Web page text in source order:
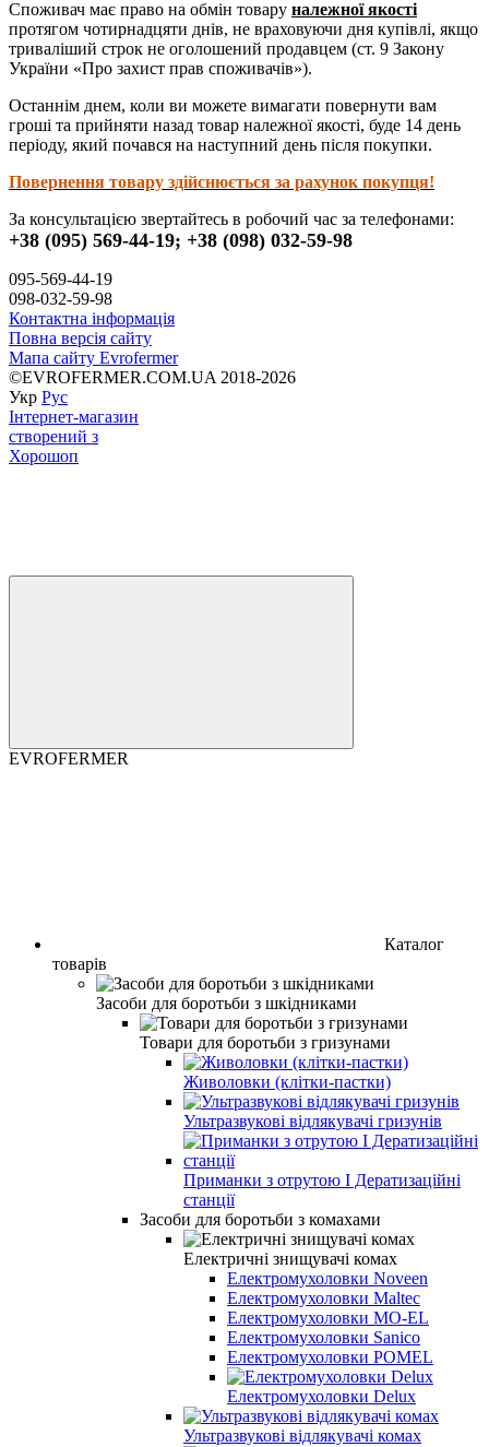
Споживач має право на обмін товару належної якості
протягом чотирнадцяти днів, не враховуючи дня купівлі, якщо
триваліший строк не оголошений продавцем (ст. 9 Закону
України «Про захист прав споживачів»).
Останнім днем, коли ви можете вимагати повернути вам
гроші та прийняти назад товар належної якості, буде 14 день
періоду, який почався на наступний день після покупки.
Повернення товару здійснюється за рахунок покупця!
За консультацією звертайтесь в робочий час за телефонами:
+38 (095) 569-44-19; +38 (098) 032-59-98
095-569-44-19
098-032-59-98
Контактна інформація
Повна версія сайту
Мапа сайту Evrofermer
©EVROFERMER.COM.UA 2018-2026
Укр Рус
Інтернет-магазин
створений з
Хорошоп
EVROFERMER
Каталог
товарів
Засоби для боротьби з шкідниками
Товари для боротьби з гризунами
Живоловки (клітки-пастки)
Ультразвукові відлякувачі гризунів
Приманки з отрутою І Дератизаційні
станції
Засоби для боротьби з комахами
Електричні знищувачі комах
Електромухоловки Noveen
Електромухоловки Maltec
Електромухоловки MO-EL
Електромухоловки Sanico
Електромухоловки POMEL
Електромухоловки Delux
Ультразвукові відлякувачі комах